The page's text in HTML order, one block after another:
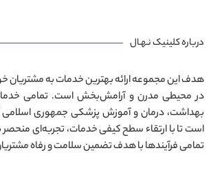
درباره کلینیک نـهـال
هدف این مجموعه ارائه بهترین خدمات به مشتریان
بهداشت، درمان و آموزش پزشکی جمهوری اسلامی
است تا با ارتقاء سطح کیفی خدمات، تجربه‌ای
تمامی فرآیندها با هدف تضمین سلامت و رفاه